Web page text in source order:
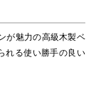
が魅力の高級木製ベ
れる使い勝手の良い